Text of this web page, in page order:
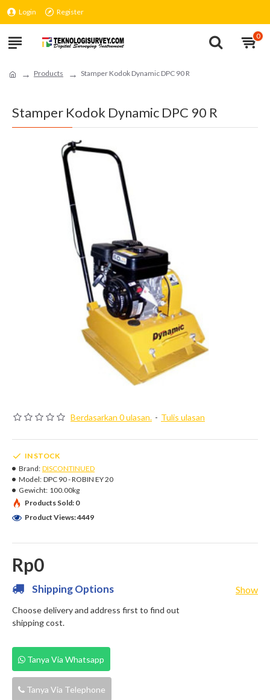
Login Register
0
Products Stamper Kodok Dynamic DPC 90 R
Stamper Kodok Dynamic DPC 90 R
Berdasarkan 0 ulasan. - Tulis ulasan
Rp0
IN STOCK
Brand: DISCONTINUED
Model: DPC 90 - ROBIN EY 20
Gewicht: 100.00kg
Products Sold: 0
Product Views: 4449
Shipping Options
Choose delivery and address first to find out
shipping cost.
Show
Tanya Via Whatsapp
Tanya Via Telephone